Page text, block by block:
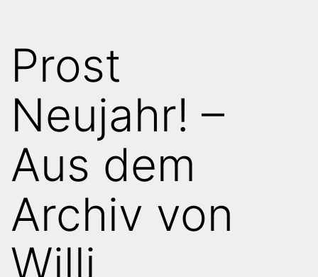
Prost
Neujahr! –
Aus dem
Archiv von
Willi